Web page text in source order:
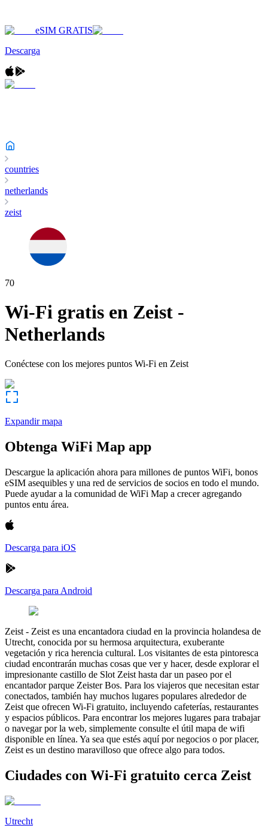
eSIM GRATIS
Descarga
countries
netherlands
zeist
70
Wi-Fi gratis en Zeist -
Netherlands
Conéctese con los mejores puntos Wi-Fi en Zeist
Expandir mapa
Obtenga WiFi Map app
Descargue la aplicación ahora para millones de puntos WiFi, bonos
eSIM asequibles y una red de servicios de socios en todo el mundo.
Puede ayudar a la comunidad de WiFi Map a crecer agregando
puntos entu área.
Descarga para iOS
Descarga para Android
Zeist - Zeist es una encantadora ciudad en la provincia holandesa de
Utrecht, conocida por su hermosa arquitectura, exuberante
vegetación y rica herencia cultural. Los visitantes de esta pintoresca
ciudad encontrarán muchas cosas que ver y hacer, desde explorar el
impresionante castillo de Slot Zeist hasta dar un paseo por el
encantador parque Zeister Bos. Para los viajeros que necesitan estar
conectados, también hay muchos lugares populares alrededor de
Zeist que ofrecen Wi-Fi gratuito, incluyendo cafeterías, restaurantes
y espacios públicos. Para encontrar los mejores lugares para trabajar
o navegar por la web, simplemente consulte el útil mapa de wifi
disponible en línea. Ya sea que estés aquí por negocios o por placer,
Zeist es un destino maravilloso que ofrece algo para todos.
Ciudades con Wi-Fi gratuito cerca Zeist
Utrecht